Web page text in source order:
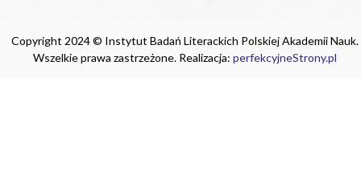
Copyright 2024 © Instytut Badań Literackich Polskiej Akademii Nauk.
Wszelkie prawa zastrzeżone. Realizacja: perfekcyjneStrony.pl